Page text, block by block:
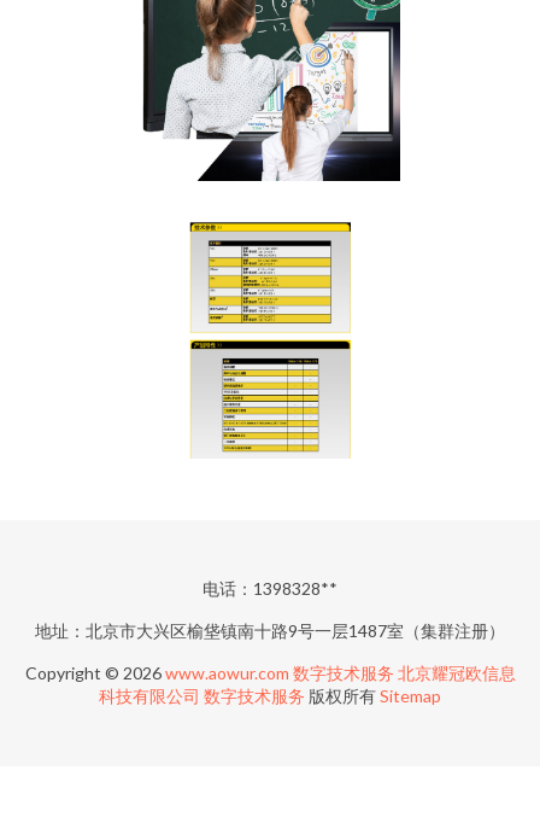
电话：1398328**
地址：北京市大兴区榆垡镇南十路9号一层1487室（集群注册）
Copyright © 2026www.aowur.com 数字技术服务 北京耀冠欧信息
科技有限公司 数字技术服务 版权所有Sitemap